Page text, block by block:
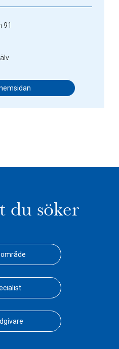
91
du söker